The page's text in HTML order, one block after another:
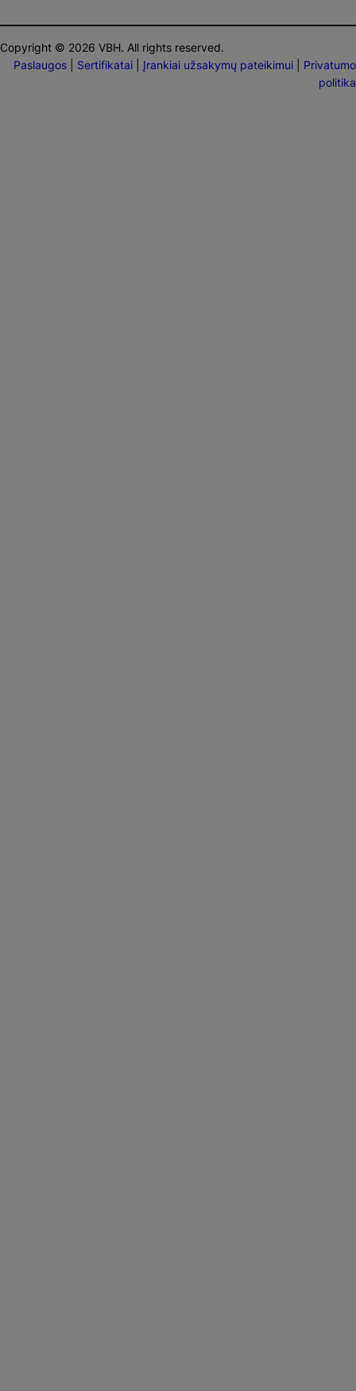
Copyright © 2026 VBH. All rights reserved.
Paslaugos
Sertifikatai Įrankiai užsakymų pateikimui
Privatumo
politika